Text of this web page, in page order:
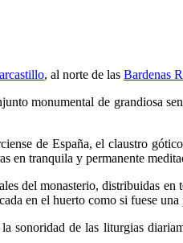
, al norte de las Bardenas
monumental de grandiosa
de España, el claustro
en tranquila y permanente
del monasterio, distribuidas
en el huerto como si fuese una
de las liturgias